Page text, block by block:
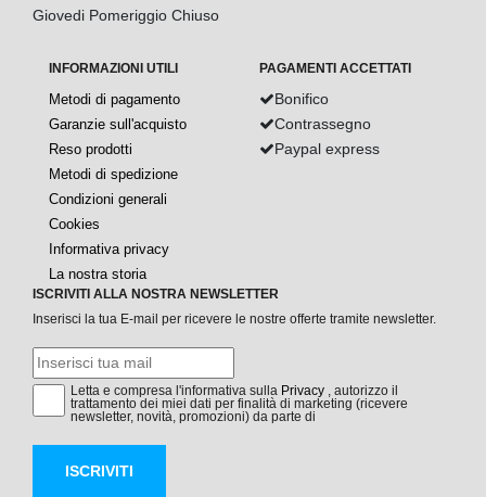
Giovedi Pomeriggio Chiuso
INFORMAZIONI UTILI
Metodi di pagamento
Garanzie sull'acquisto
Reso prodotti
Metodi di spedizione
Condizioni generali
Cookies
Informativa privacy
La nostra storia
PAGAMENTI ACCETTATI
Bonifico
Contrassegno
Paypal express
ISCRIVITI ALLA NOSTRA NEWSLETTER
Inserisci la tua E-mail per ricevere le nostre offerte tramite newsletter.
Letta e compresa l'informativa sulla Privacy , autorizzo il
trattamento dei miei dati per finalità di marketing (ricevere
newsletter, novità, promozioni) da parte di
ISCRIVITI